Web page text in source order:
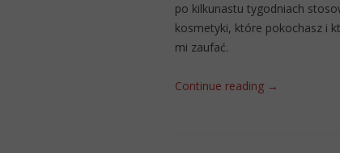
po kilkunastu tygodniach
kosmetyki, które pokochasz i
mi zaufać.
Continue reading →